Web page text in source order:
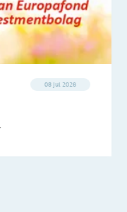
08 jul 2026